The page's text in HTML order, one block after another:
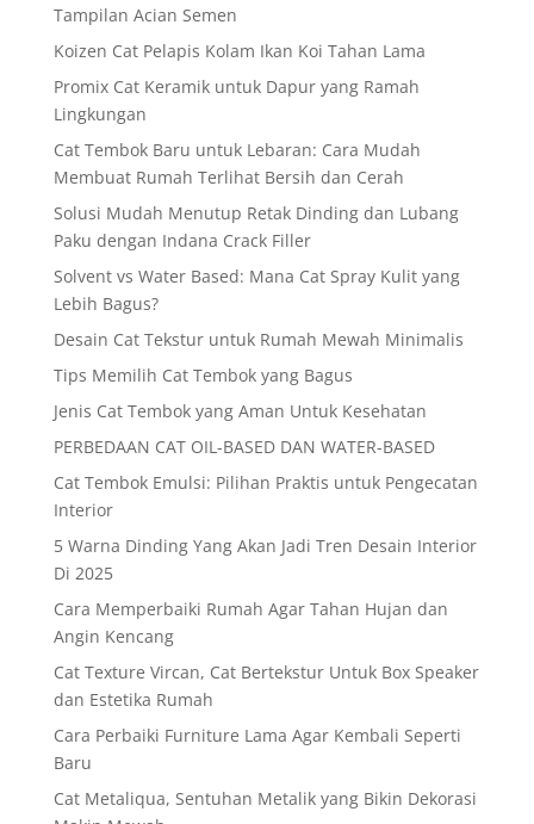
Tampilan Acian Semen
Koizen Cat Pelapis Kolam Ikan Koi Tahan Lama
Promix Cat Keramik untuk Dapur yang Ramah
Lingkungan
Cat Tembok Baru untuk Lebaran: Cara Mudah
Membuat Rumah Terlihat Bersih dan Cerah
Solusi Mudah Menutup Retak Dinding dan Lubang
Paku dengan Indana Crack Filler
Solvent vs Water Based: Mana Cat Spray Kulit yang
Lebih Bagus?
Desain Cat Tekstur untuk Rumah Mewah Minimalis
Tips Memilih Cat Tembok yang Bagus
Jenis Cat Tembok yang Aman Untuk Kesehatan
PERBEDAAN CAT OIL-BASED DAN WATER-BASED
Cat Tembok Emulsi: Pilihan Praktis untuk Pengecatan
Interior
5 Warna Dinding Yang Akan Jadi Tren Desain Interior
Di 2025
Cara Memperbaiki Rumah Agar Tahan Hujan dan
Angin Kencang
Cat Texture Vircan, Cat Bertekstur Untuk Box Speaker
dan Estetika Rumah
Cara Perbaiki Furniture Lama Agar Kembali Seperti
Baru
Cat Metaliqua, Sentuhan Metalik yang Bikin Dekorasi